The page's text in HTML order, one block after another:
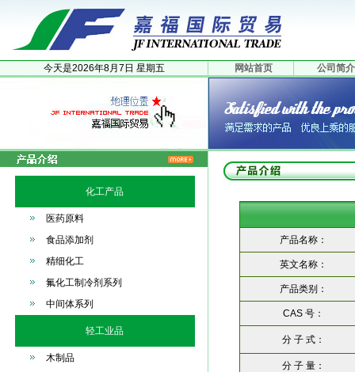
今天是2026年8月 7日 星期五 网站首页 公司简介
化工产品
医药原料
食品添加剂
精细化工
氟化工制冷剂系列
中间体系列
轻工业品
木制品
产品名称：
英文名称：
产品类别：
CAS 号：
分 子 式：
分 子 量：